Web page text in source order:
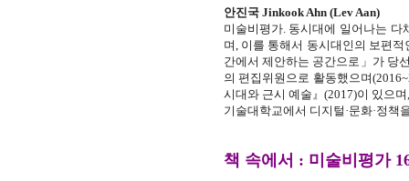
안진국 Jinkook Ahn (Lev Aan)
미술비평가. 동시대에 일어나는
며, 이를 통해서 동시대인의 보편
간에서 제안하는 공간으로」가 당
의 편집위원으로 활동했으며
시대와 근시 예술』(2017)이 있으
기술대학교에서 디지털·문화·정책
책 속에서 : 미술비평가